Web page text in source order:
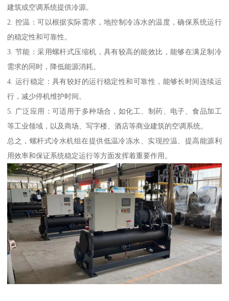
建筑或空调系统提供冷源。
2. 控温：可以根据实际需求，地控制冷冻水的温度，确保系统运行
的稳定性和可靠性。
3. 节能：采用螺杆式压缩机，具有较高的能效比，能够在满足制冷
需求的同时，降低能源消耗。
4. 运行稳定：具有较好的运行稳定性和可靠性，能够长时间连续运
行，减少停机维护时间。
5. 广泛应用：可适用于多种场合，如化工、制药、电子、食品加工
等工业领域，以及商场、写字楼、酒店等商业建筑的空调系统。
总之，螺杆式冷水机组在提供低温冷冻水、实现控温、提高能源利
用效率和保证系统稳定运行等方面发挥着重要作用。